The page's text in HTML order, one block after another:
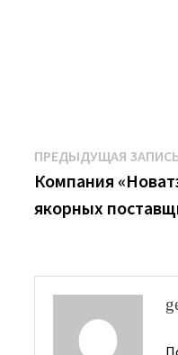
Навигация
по
записям
ПРЕДЫДУЩАЯ
Компания
якорных